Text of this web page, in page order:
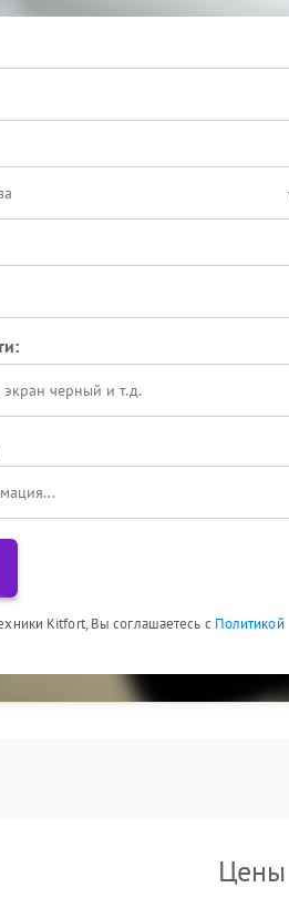
элементов и проведут
компонентов или
сервис FIX-KITFORT,
позволяет вернуть стабильное
Kitfort, Вы соглашаетесь с Политикой
Цены